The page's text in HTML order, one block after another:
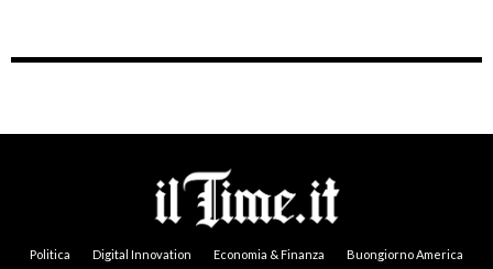
Politica Digital Innovation Economia & Finanza Buongiorno America